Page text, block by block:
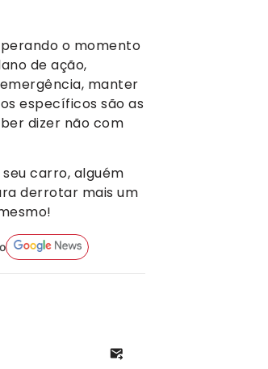
o momento
de ação,
manter
específicos são as
dizer não com
carro, alguém
derrotar mais um